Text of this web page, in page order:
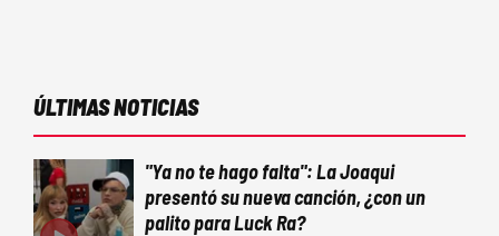
ÚLTIMAS NOTICIAS
"Ya no te hago falta": La Joaqui
presentó su nueva canción, ¿con un
palito para Luck Ra?